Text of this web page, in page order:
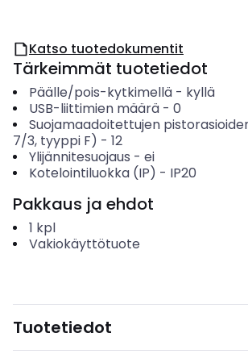
Katso tuotedokumentit
Tärkeimmät tuotetiedot
Päälle/pois-kytkimellä- kyllä
USB-liittimien määrä- 0
Suojamaadoitettujen
7/3, tyyppi F) - 12
Ylijännitesuojaus - ei
Kotelointiluokka (IP) - IP20
Pakkaus ja ehdot
1 kpl
Vakiokäyttötuote
Tuotetiedot